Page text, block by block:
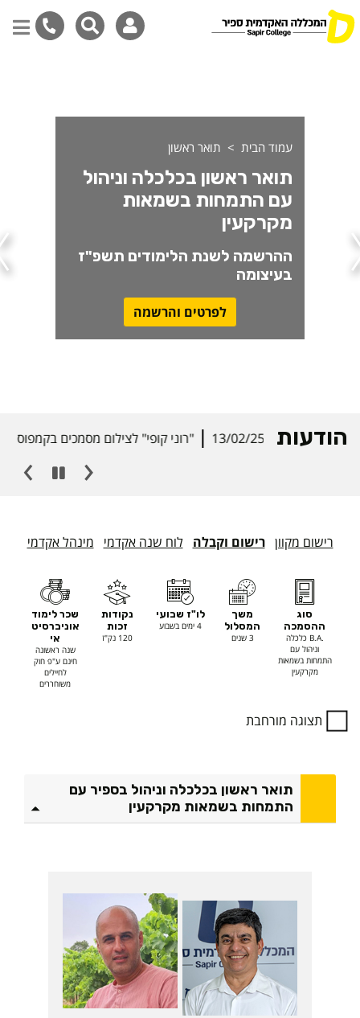
עמוד הבית תואר ראשון
תואר ראשון בכלכלה וניהול
עם התמחות בשמאות
מקרקעין
ההרשמה לשנת הלימודים תשפ"ז
בעיצומה
לפרטים והרשמה
הודעות13/02/25 "רוני קופי" לצילום מסמכים בקמפוס
רישום מקוון רישום וקבלה לוח שנה אקדמי מינהל אקדמי
סוג
ההסמכה
.B.A כלכלה
וניהול עם
התמחות בשמאות
מקרקעין
משך
המסלול
לו"ז שבועי
נקודות
זכות
120 נק"ז
שכר לימוד
אוניברסיט
שנה ראשונה
חינם ע"פ חוק
לחיילים
משוחררים
תצוגה מורחבת
תואר ראשון בכלכלה וניהול בספיר עם
התמחות בשמאות מקרקעין